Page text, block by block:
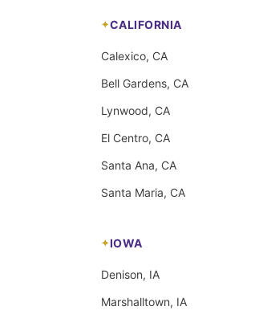
CALIFORNIA
Calexico, CA
Bell Gardens, CA
Lynwood, CA
El Centro, CA
Santa Ana, CA
Santa Maria, CA
IOWA
Denison, IA
Marshalltown, IA